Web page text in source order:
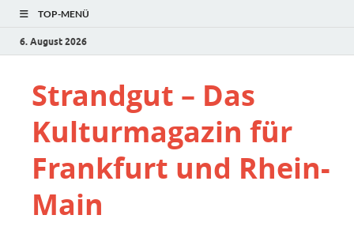
TOP-MENÜ
6. August 2026
Strandgut – Das
Kulturmagazin für
Frankfurt und Rhein-
Main